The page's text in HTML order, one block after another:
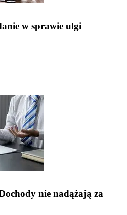
w sprawie ulgi
nie nadążają za